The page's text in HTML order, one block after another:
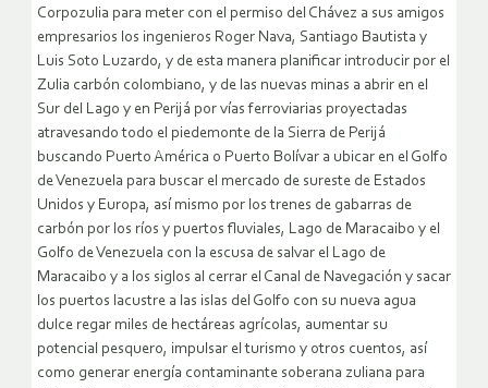
Corpozulia para meter con el permiso del Chávez a sus amigos
empresarios los ingenieros Roger Nava, Santiago Bautista y
Luis Soto Luzardo, y de esta manera planificar introducir por el
Zulia carbón colombiano, y de las nuevas minas a abrir en el
Sur del Lago y en Perijá por vías ferroviarias proyectadas
atravesando todo el piedemonte de la Sierra de Perijá
buscando Puerto América o Puerto Bolívar a ubicar en el Golfo
de Venezuela para buscar el mercado de sureste de Estados
Unidos y Europa, así mismo por los trenes de gabarras de
carbón por los ríos y puertos fluviales, Lago de Maracaibo y el
Golfo de Venezuela con la escusa de salvar el Lago de
Maracaibo y a los siglos al cerrar el Canal de Navegación y sacar
los puertos lacustre a las islas del Golfo con su nueva agua
dulce regar miles de hectáreas agrícolas, aumentar su
potencial pesquero, impulsar el turismo y otros cuentos, así
como generar energía contaminante soberana zuliana para